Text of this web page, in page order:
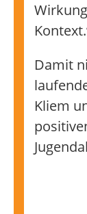
Damit
Kliem